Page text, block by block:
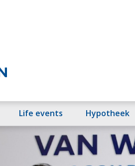
Life events Hypotheek